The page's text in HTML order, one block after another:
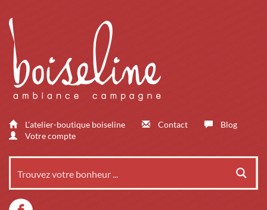
L’atelier-boutique boiseline Contact
Blog
Votre compte